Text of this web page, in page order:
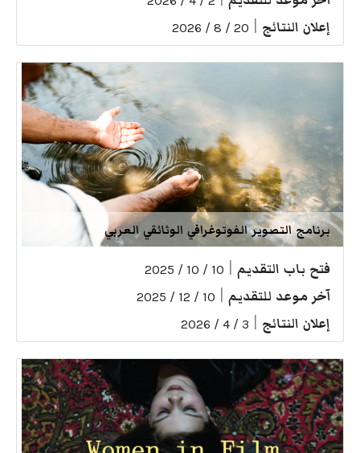
إعلان النتائج 20 / 8 / 2026
برنامج التصوير الفوتوغرافي الوثائقي العربي
فتح باب التقديم 10 / 10 / 2025
آخر موعد للتقديم 10 / 12 / 2025
إعلان النتائج 3 / 4 / 2026